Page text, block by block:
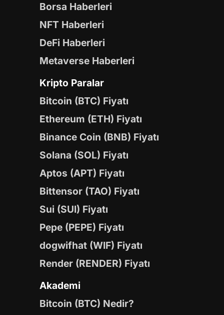
Borsa Haberleri
NFT Haberleri
DeFi Haberleri
Metaverse Haberleri
Kripto Paralar
Bitcoin (BTC) Fiyatı
Ethereum (ETH) Fiyatı
Binance Coin (BNB) Fiyatı
Solana (SOL) Fiyatı
Aptos (APT) Fiyatı
Bittensor (TAO) Fiyatı
Sui (SUI) Fiyatı
Pepe (PEPE) Fiyatı
dogwifhat (WIF) Fiyatı
Render (RENDER) Fiyatı
Akademi
Bitcoin (BTC) Nedir?